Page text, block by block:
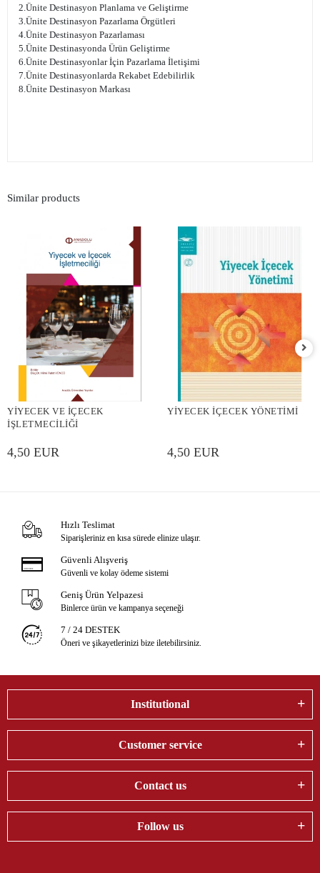
2.Ünite Destinasyon Planlama ve Geliştirme
3.Ünite Destinasyon Pazarlama Örgütleri
4.Ünite Destinasyon Pazarlaması
5.Ünite Destinasyonda Ürün Geliştirme
6.Ünite Destinasyonlar İçin Pazarlama İletişimi
7.Ünite Destinasyonlarda Rekabet Edebilirlik
8.Ünite Destinasyon Markası
Similar products
YİYECEK VE İÇECEK
İŞLETMECİLİĞİ
4,50 EUR
YİYECEK İÇECEK YÖNETİMİ
4,50 EUR
Hızlı Teslimat
Siparişleriniz en kısa sürede elinize ulaşır.
Güvenli Alışveriş
Güvenli ve kolay ödeme sistemi
Geniş Ürün Yelpazesi
Binlerce ürün ve kampanya seçeneği
7 / 24 DESTEK
Öneri ve şikayetlerinizi bize iletebilirsiniz.
Institutional
Customer service
Contact us
Follow us